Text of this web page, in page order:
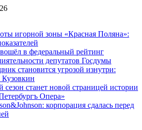
игорной зоны «Красная Поляна»:
в федеральный рейтинг
депутатов Госдумы
становится угрозой изнутри:
станет новой страницей истории
Опера»
корпорация сдалась перед